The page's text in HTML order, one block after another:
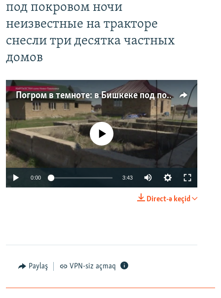
под покровом ночи
неизвестные на тракторе
снесли три десятка частных
домов
Погром в темноте: в Бишкеке под покровом ночи неизвестные на тракторе снесли три десятка частных домов
No media source currently available
0:00 3:43
Direct-ə keçid
Paylaş VPN-siz açmaq